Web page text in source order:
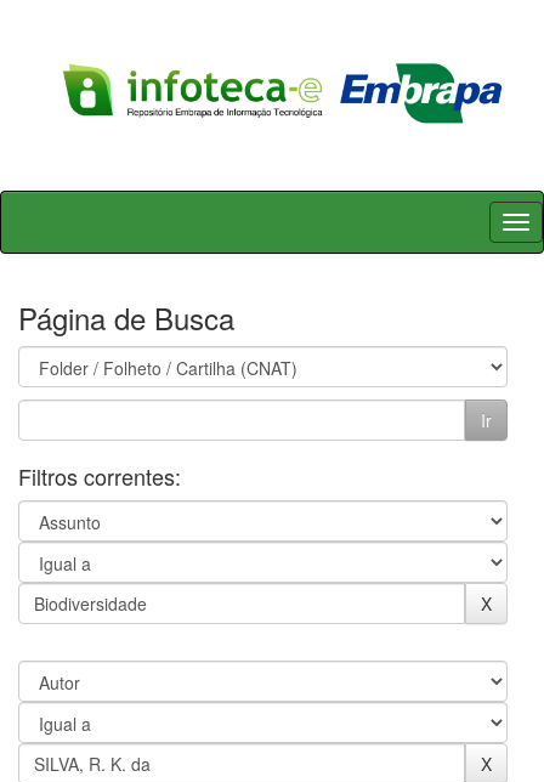
Skip
Página de Busca
Filtros correntes: